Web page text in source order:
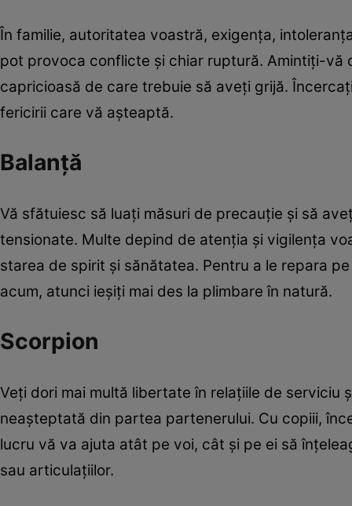
În familie, autoritatea voastră, exigenţa,
pot provoca conflicte şi chiar ruptură. Amintiţi-vă
capricioasă de care trebuie să aveţi grijă.
fericirii care vă aşteaptă.
Balanţă
Vă sfătuiesc să luaţi măsuri de precauţie şi să
tensionate. Multe depind de atenţia şi vigilenţa
starea de spirit şi sănătatea. Pentru a le repara
acum, atunci ieşiţi mai des la plimbare în natură.
Scorpion
Veţi dori mai multă libertate în relaţiile de serviciu
neaşteptată din partea partenerului. Cu copiii,
lucru vă va ajuta atât pe voi, cât şi pe ei să
sau articulaţiilor.